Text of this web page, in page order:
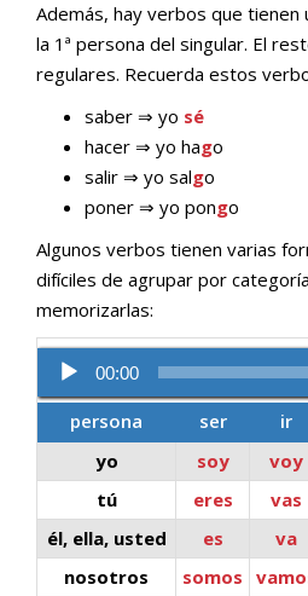
Además, hay verbos que tienen
la 1ª persona del singular. El
regulares. Recuerda estos
saber ⇒ yo sé
hacer ⇒ yo hago
salir ⇒ yo salgo
poner ⇒ yo pongo
Algunos verbos tienen varias
difíciles de agrupar por
memorizarlas:
Reproductor
de
audio
00:00
persona ser ir
yo
soy voy
tú
eres vas
él, ella, usted
es va
nosotros
somos